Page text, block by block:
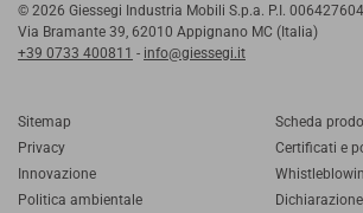
© 2026 Giessegi Industria Mobili S.p.a. P.I.
Via Bramante 39, 62010 Appignano MC (Italia)
+39 0733 400811 - info@giessegi.it
Sitemap
Privacy
Innovazione
Politica ambientale
Scheda
Certificati e